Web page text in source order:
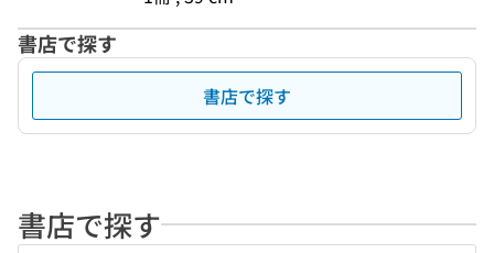
書店で探す
書店で探す
書店で探す